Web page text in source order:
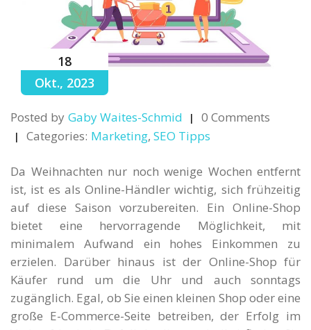
18
Okt., 2023
Posted by Gaby Waites-Schmid
0 Comments
Categories: Marketing, SEO Tipps
Da Weihnachten nur noch wenige Wochen entfernt
ist, ist es als Online-Händler wichtig, sich frühzeitig
auf diese Saison vorzubereiten. Ein Online-Shop
bietet eine hervorragende Möglichkeit, mit
minimalem Aufwand ein hohes Einkommen zu
erzielen. Darüber hinaus ist der Online-Shop für
Käufer rund um die Uhr und auch sonntags
zugänglich. Egal, ob Sie einen kleinen Shop oder eine
große E-Commerce-Seite betreiben, der Erfolg im